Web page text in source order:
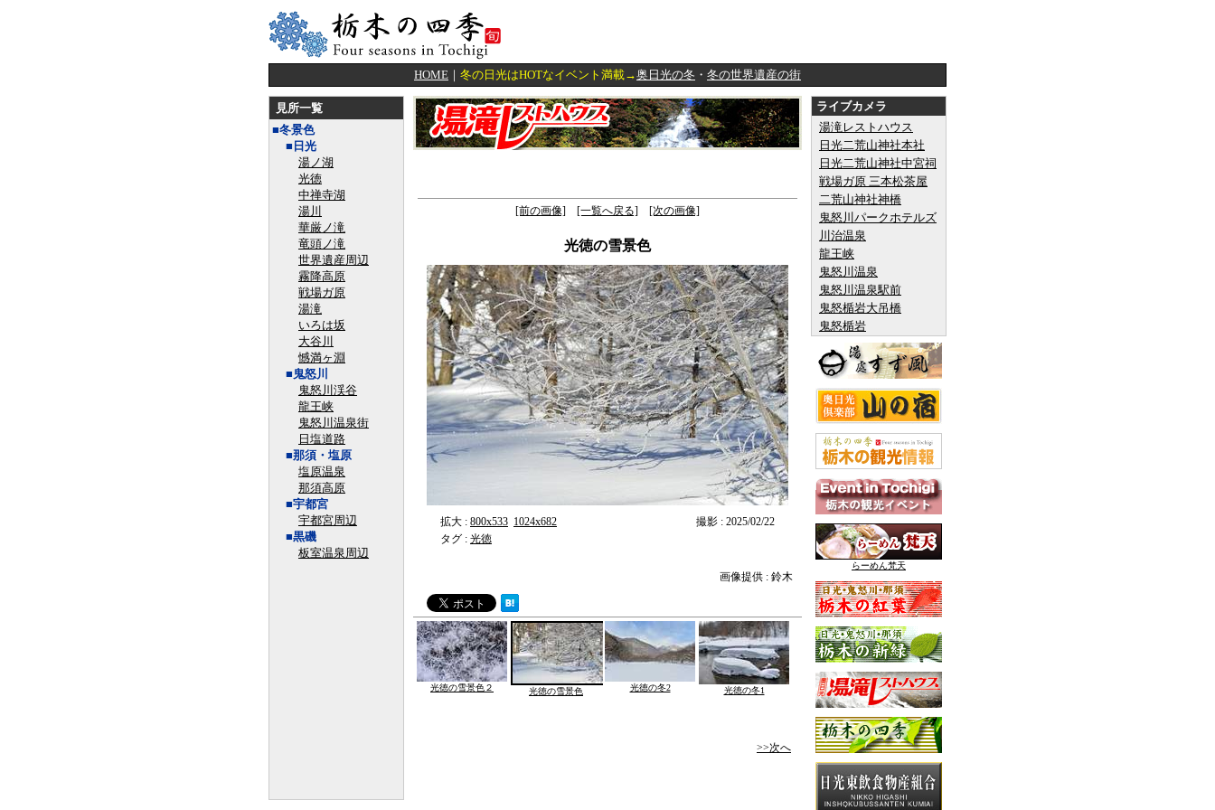
HOME ｜ 冬の日光はHOTなイベント満載→奥日光の冬 ・ 冬の世界遺産の街
見所一覧
■冬景色
■日光
湯ノ湖
光徳
中禅寺湖
湯川
華厳ノ滝
竜頭ノ滝
世界遺産周辺
霧降高原
戦場ガ原
湯滝
いろは坂
大谷川
憾満ヶ淵
■鬼怒川
鬼怒川渓谷
龍王峡
鬼怒川温泉街
日塩道路
■那須・塩原
塩原温泉
那須高原
■宇都宮
宇都宮周辺
■黒磯
板室温泉周辺
[前の画像] [一覧へ戻る] [次の画像]
光徳の雪景色
拡大 : 800x533 1024x682
撮影 : 2025/02/22
タグ : 光徳
画像提供 : 鈴木
光徳の雪景色２ 光徳の雪景色 光徳の冬2 光徳の冬1
>>次へ
ライブカメラ
湯滝レストハウス
日光二荒山神社本社
日光二荒山神社中宮祠
戦場ガ原 三本松茶屋
二荒山神社神橋
鬼怒川パークホテルズ
川治温泉
龍王峡
鬼怒川温泉
鬼怒川温泉駅前
鬼怒楯岩大吊橋
鬼怒楯岩
らーめん梵天